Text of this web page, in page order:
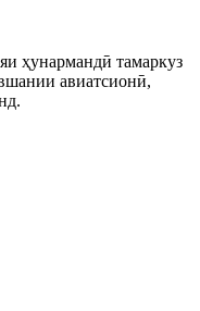
ҳунармандӣ тамаркуз
авиатсионӣ,